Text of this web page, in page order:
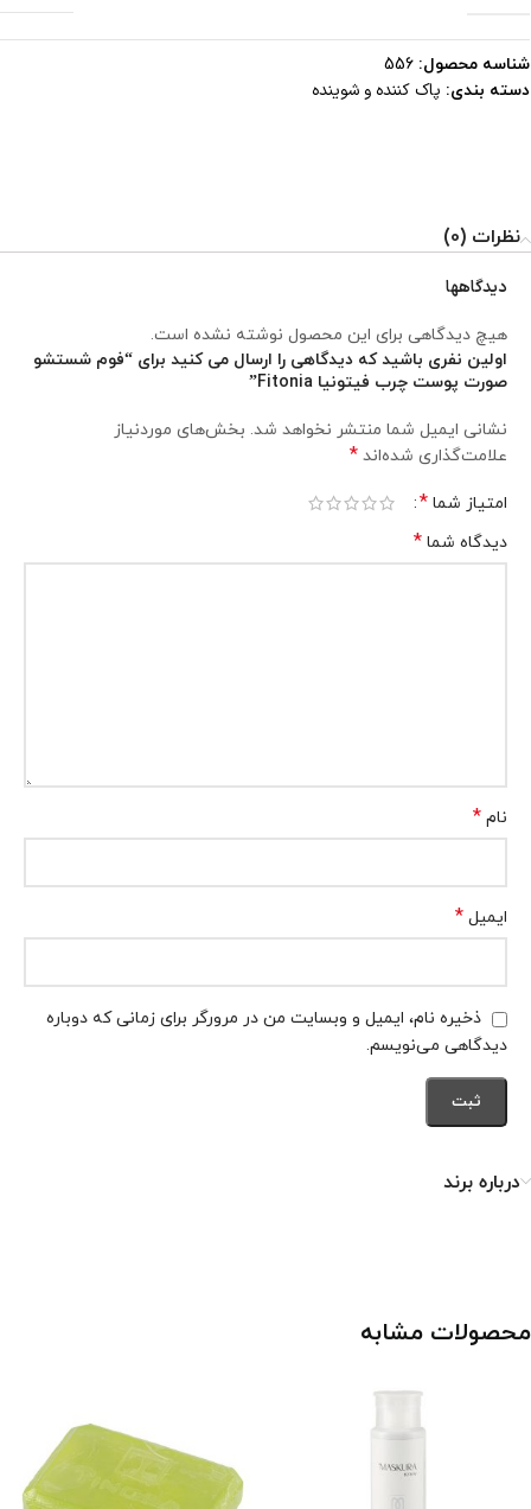
شناسه محصول: 556
دسته بندی: پاک کننده و شوینده
نظرات (0)
دیدگاهها
هیچ دیدگاهی برای این محصول نوشته نشده است.
اولین نفری باشید که دیدگاهی را ارسال می کنید برای “فوم شستشو
صورت پوست چرب فیتونیا Fitonia”
نشانی ایمیل شما منتشر نخواهد شد. بخش‌های موردنیاز
علامت‌گذاری شده‌اند *
امتیاز شما *
دیدگاه شما *
نام *
ایمیل *
ذخیره نام، ایمیل و وبسایت من در مرورگر برای زمانی که دوباره
دیدگاهی می‌نویسم.
درباره برند
محصولات مشابه